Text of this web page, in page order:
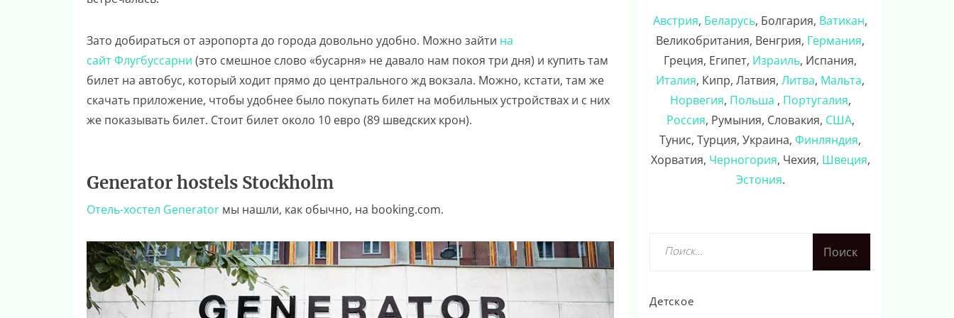
Зато добираться от аэропорта до города довольно удобно. Можно зайти на
сайт Флугбуссарни (это смешное слово «бусарня» не давало нам покоя три дня) и купить там
билет на автобус, который ходит прямо до центрального жд вокзала. Можно, кстати, там же
скачать приложение, чтобы удобнее было покупать билет на мобильных устройствах и с них
же показывать билет. Стоит билет около 10 евро (89 шведских крон).
Generator hostels Stockholm
Отель-хостел Generator мы нашли, как обычно, на booking.com.
Австрия, Беларусь, Болгария, Ватикан,
Великобритания, Венгрия, Германия,
Греция, Египет, Израиль, Испания,
Италия, Кипр, Латвия, Литва, Мальта,
Норвегия, Польша , Португалия,
Россия, Румыния, Словакия, США,
Тунис, Турция, Украина, Финляндия,
Хорватия, Черногория, Чехия, Швеция,
Эстония.
Детское